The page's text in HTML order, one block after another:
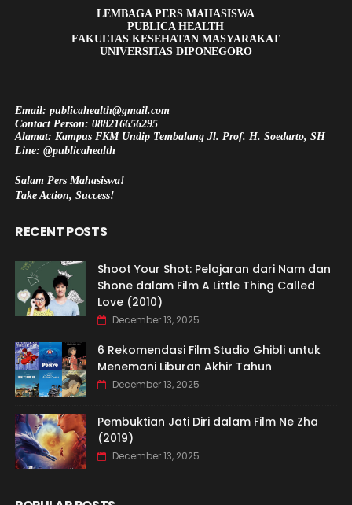
LEMBAGA PERS MAHASISWA
PUBLICA HEALTH
FAKULTAS KESEHATAN MASYARAKAT
UNIVERSITAS DIPONEGORO
Email: publicahealth@gmail.com
Contact Person: 088216656295
Alamat: Kampus FKM Undip Tembalang Jl. Prof. H. Soedarto, SH
Line: @publicahealth
Salam Pers Mahasiswa!
Take Action, Success!
RECENT POSTS
Shoot Your Shot: Pelajaran dari Nam dan
Shone dalam Film A Little Thing Called
Love (2010)
December 13, 2025
6 Rekomendasi Film Studio Ghibli untuk
Menemani Liburan Akhir Tahun
December 13, 2025
Pembuktian Jati Diri dalam Film Ne Zha
(2019)
December 13, 2025